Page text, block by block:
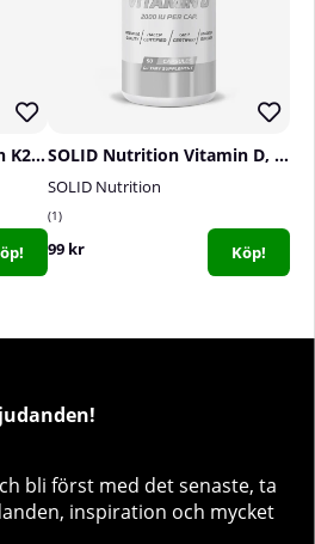
SOLID Nutrition Vitamin K2+D3, 90 caps SOLID Nutrition Vitamin D, 90 caps
SOLID Nutrition
1
99 kr Köp!
bli först med det senaste, ta
inspiration och mycket